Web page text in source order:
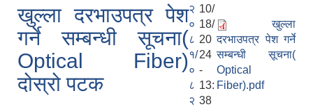
खुल्ला दरभाउपत्र पेश
गर्ने सम्बन्धी सूचना(
Optical Fiber)
दोस्रो पटक
२
०
८
१/
०
८
२
10/
18/
20
24
-
13:
38
खुल्ला
दरभाउपत्र पेश गर्ने
सम्बन्धी सूचना(
Optical
Fiber).pdf